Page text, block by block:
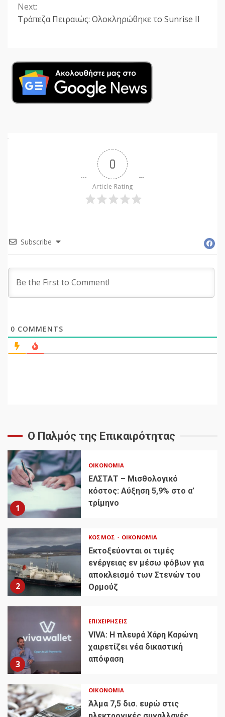
Next:
Τράπεζα Πειραιώς: Ολοκληρώθηκε το Sunrise II
0
Article Rating
Subscribe
0 COMMENTS
Ο Παλμός της Επικαιρότητας
1
ΟΙΚΟΝΟΜΊΑ
ΕΛΣΤΑΤ – Μισθολογικό
κόστος: Αύξηση 5,9% στο α’
τρίμηνο
2
ΚΌΣΜΟΣ ΟΙΚΟΝΟΜΊΑ
Εκτοξεύονται οι τιμές
ενέργειας εν μέσω φόβων για
αποκλεισμό των Στενών του
Ορμούζ
3
ΕΠΙΧΕΙΡΉΣΕΙΣ
VIVA: Η πλευρά Χάρη Καρώνη
χαιρετίζει νέα δικαστική
απόφαση
ΟΙΚΟΝΟΜΊΑ
Άλμα 7,5 δισ. ευρώ στις